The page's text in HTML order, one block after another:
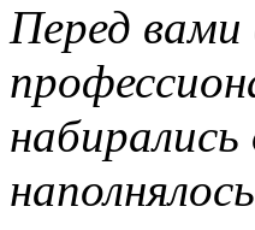
Перед вами